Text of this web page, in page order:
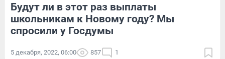
Будут ли в этот раз выплаты
школьникам к Новому году? Мы
спросили у Госдумы
5 декабря, 2022, 06:00 857 1